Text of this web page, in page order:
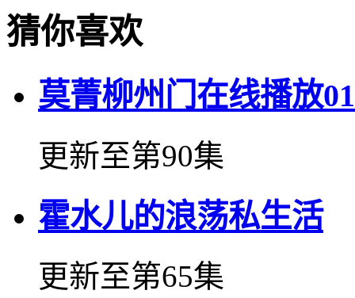
猜你喜欢
莫菁柳州门在线播放01
更新至第90集
霍水儿的浪荡私生活
更新至第65集